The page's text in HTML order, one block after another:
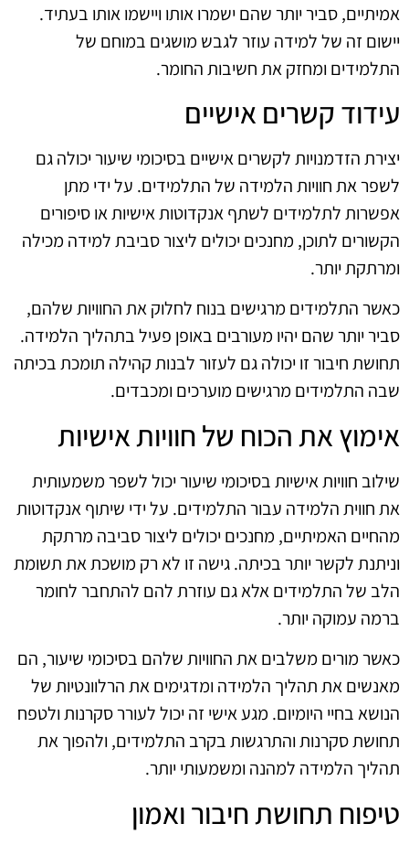
אמיתיים, סביר יותר שהם ישמרו אותו ויישמו אותו בעתיד.
יישום זה של למידה עוזר לגבש מושגים במוחם של
התלמידים ומחזק את חשיבות החומר.
עידוד קשרים אישיים
יצירת הזדמנויות לקשרים אישיים בסיכומי שיעור יכולה גם
לשפר את חוויות הלמידה של התלמידים. על ידי מתן
אפשרות לתלמידים לשתף אנקדוטות אישיות או סיפורים
הקשורים לתוכן, מחנכים יכולים ליצור סביבת למידה מכילה
ומרתקת יותר.
כאשר התלמידים מרגישים בנוח לחלוק את החוויות שלהם,
סביר יותר שהם יהיו מעורבים באופן פעיל בתהליך הלמידה.
תחושת חיבור זו יכולה גם לעזור לבנות קהילה תומכת בכיתה
שבה התלמידים מרגישים מוערכים ומכבדים.
אימוץ את הכוח של חוויות אישיות
שילוב חוויות אישיות בסיכומי שיעור יכול לשפר משמעותית
את חווית הלמידה עבור התלמידים. על ידי שיתוף אנקדוטות
מהחיים האמיתיים, מחנכים יכולים ליצור סביבה מרתקת
וניתנת לקשר יותר בכיתה. גישה זו לא רק מושכת את תשומת
הלב של התלמידים אלא גם עוזרת להם להתחבר לחומר
ברמה עמוקה יותר.
כאשר מורים משלבים את החוויות שלהם בסיכומי שיעור, הם
מאנשים את תהליך הלמידה ומדגימים את הרלוונטיות של
הנושא בחיי היומיום. מגע אישי זה יכול לעורר סקרנות ולטפח
תחושת סקרנות והתרגשות בקרב התלמידים, ולהפוך את
תהליך הלמידה למהנה ומשמעותי יותר.
טיפוח תחושת חיבור ואמון